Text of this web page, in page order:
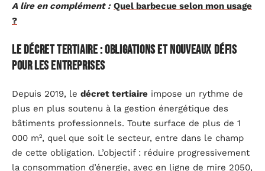
A lire en complément : Quel barbecue selon mon usage
?
Le décret tertiaire : obligations et nouveaux défis
pour les entreprises
Depuis 2019, le décret tertiaire impose un rythme de
plus en plus soutenu à la gestion énergétique des
bâtiments professionnels. Toute surface de plus de 1
000 m², quel que soit le secteur, entre dans le champ
de cette obligation. L’objectif : réduire progressivement
la consommation d’énergie, avec en ligne de mire 2050,